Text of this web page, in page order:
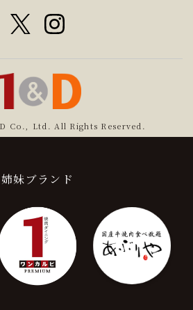
Co., Ltd. All Rights Reserved.
姉妹ブランド